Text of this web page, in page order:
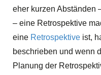
eher kurzen Abständen
– eine Retrospektive
eine Retrospektive ist,
beschrieben und wenn
Planung der